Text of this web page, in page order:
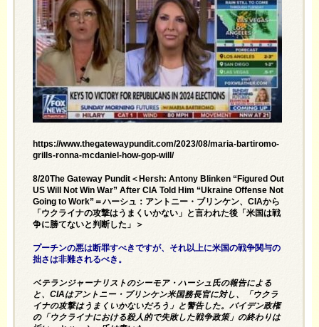
https://www.thegatewaypundit.com/2023/08/maria-bartiromo-
grills-ronna-mcdaniel-how-gop-will/
8/20The Gateway Pundit＜Hersh: Antony Blinken “Figured Out
US Will Not Win War” After CIA Told Him “Ukraine Offense Not
Going to Work”＝ハーシュ：アントニー・ブリンケン、CIAから
「ウクライナの攻撃はうまくいかない」と言われた後「米国は戦
争に勝てないと判断した」＞
プーチンの悪は断罪すべきですが、それ以上に米国の戦争関与の
拙さは非難されるべき。
ベテランジャーナリストのシーモア・ハーシュ氏の報告による
と、CIAはアントニー・ブリンケン米国務長官に対し、「ウクラ
イナの攻撃はうまくいかないだろう」と警告した。バイデン政権
の「ウクライナにおける殺人的で失敗した戦争政策」の終わりは